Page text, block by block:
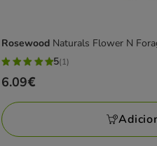
Rosewood Naturals Flower N
5
estrelas
com
1
avaliações
5(1)
Preço
6.09€
6.09€